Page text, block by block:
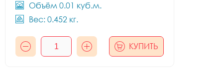
Объём 0.01 куб.м.
Вес: 0.452 кг.
КУПИТЬ